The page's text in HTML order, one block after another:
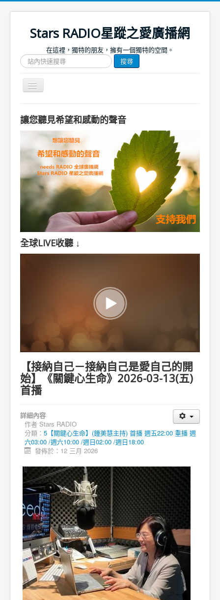
Stars RADIO星蹤之愛廣播網
在這裡，獨特的朋友，擁有一個獨特的空間。
搜
尋
網
文
搜尋
Toggle
Navigation
首頁
捐款支持
節目表
節目簡介
節目預告
讓您聽見希望和感動的聲音
全球LIVE收聽 ↓
【接納自己－接納自己是愛自己的開
始】《關鍵心生命》2026-03-13(五)
首播
詳細內容
作者 Stars RADIO
分類： 5【關鍵心生命】(鍾美慧主持) 首播 週五22:00 重播 週
六03:00 /週六10:00 /週日02:00 /週日18:00
發佈於：12 三月 2026